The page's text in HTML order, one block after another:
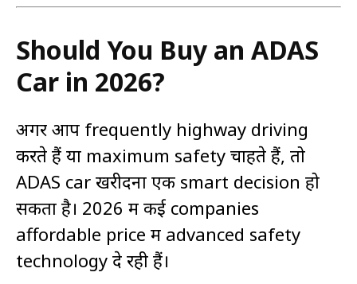
Should You Buy an ADAS
Car in 2026?
अगर आप frequently highway driving
करते हैं या maximum safety चाहते हैं, तो
ADAS car खरीदना एक smart decision हो
सकता है। 2026 में कई companies
affordable price में advanced safety
technology दे रही हैं।